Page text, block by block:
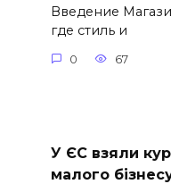
Введение
где стиль и
0 67
У ЄС взяли
малого